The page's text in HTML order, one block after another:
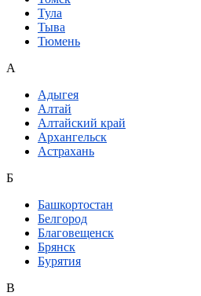
Тула
Тыва
Тюмень
А
Адыгея
Алтай
Алтайский край
Архангельск
Астрахань
Б
Башкортостан
Белгород
Благовещенск
Брянск
Бурятия
В